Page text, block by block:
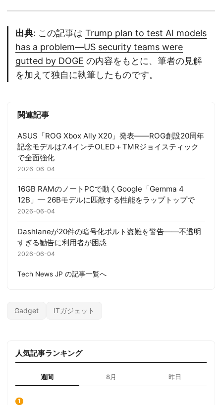
出典: この記事は Trump plan to test AI models
has a problem—US security teams were
gutted by DOGE の内容をもとに、筆者の見解
を加えて独自に執筆したものです。
関連記事
ASUS「ROG Xbox Ally X20」発表——ROG創設20周年
記念モデルは7.4インチOLED＋TMRジョイスティック
で全面強化
2026-06-04
16GB RAMのノートPCで動くGoogle「Gemma 4
12B」— 26Bモデルに匹敵する性能をラップトップで
2026-06-04
Dashlaneが20件の暗号化ボルト盗難を警告——不透明
すぎる勧告に利用者が困惑
2026-06-04
Tech News JP の記事一覧へ
Gadget ITガジェット
人気記事ランキング
週間 8月 昨日